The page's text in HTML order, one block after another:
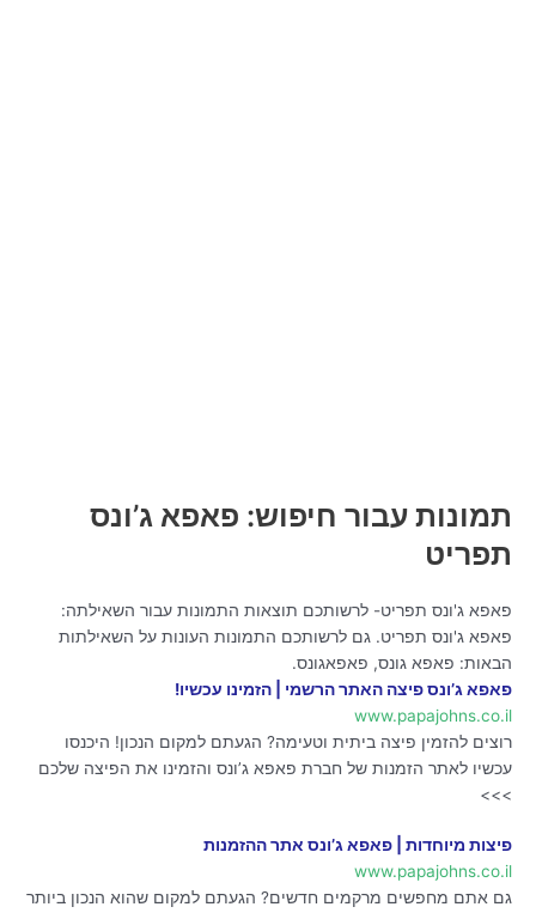
תמונות עבור חיפוש: פאפא ג’ונס
תפריט
פאפא ג'ונס תפריט- לרשותכם תוצאות התמונות עבור השאילתה:
פאפא ג'ונס תפריט. גם לרשותכם התמונות העונות על השאילתות
הבאות: פאפא גונס, פאפאגונס.
פאפא ג’ונס פיצה האתר הרשמי | הזמינו עכשיו!
www.papajohns.co.il
רוצים להזמין פיצה ביתית וטעימה? הגעתם למקום הנכון! היכנסו
עכשיו לאתר הזמנות של חברת פאפא ג’ונס והזמינו את הפיצה שלכם
>>>
פיצות מיוחדות | פאפא ג’ונס אתר ההזמנות
www.papajohns.co.il
גם אתם מחפשים מרקמים חדשים? הגעתם למקום שהוא הנכון ביותר